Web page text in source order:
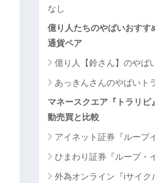
なし
億り人たちのやばいおすす
通貨ペア
億り人【鈴さん】のやば
あっきんさんのやばいト
マネースクエア『トラリピ
動売買と比較
アイネット証券『ループ
ひまわり証券『ループ・
外為オンライン『iサイク